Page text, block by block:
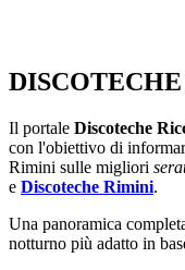
Il portale Discoteche
con l'obiettivo di
Rimini sulle migliori
e Discoteche Rimini.
Una panoramica
notturno più adatto in